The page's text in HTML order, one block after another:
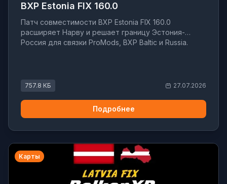
BXP Estonia FIX 160.0
Патч совместимости BXP Estonia FIX 160.0
расширяет Нарву и решает границу Эстония-
Россия для связки ProMods, BXP Baltic и Russia.
757.8 КБ 27.07.2026
Подробнее
Карты